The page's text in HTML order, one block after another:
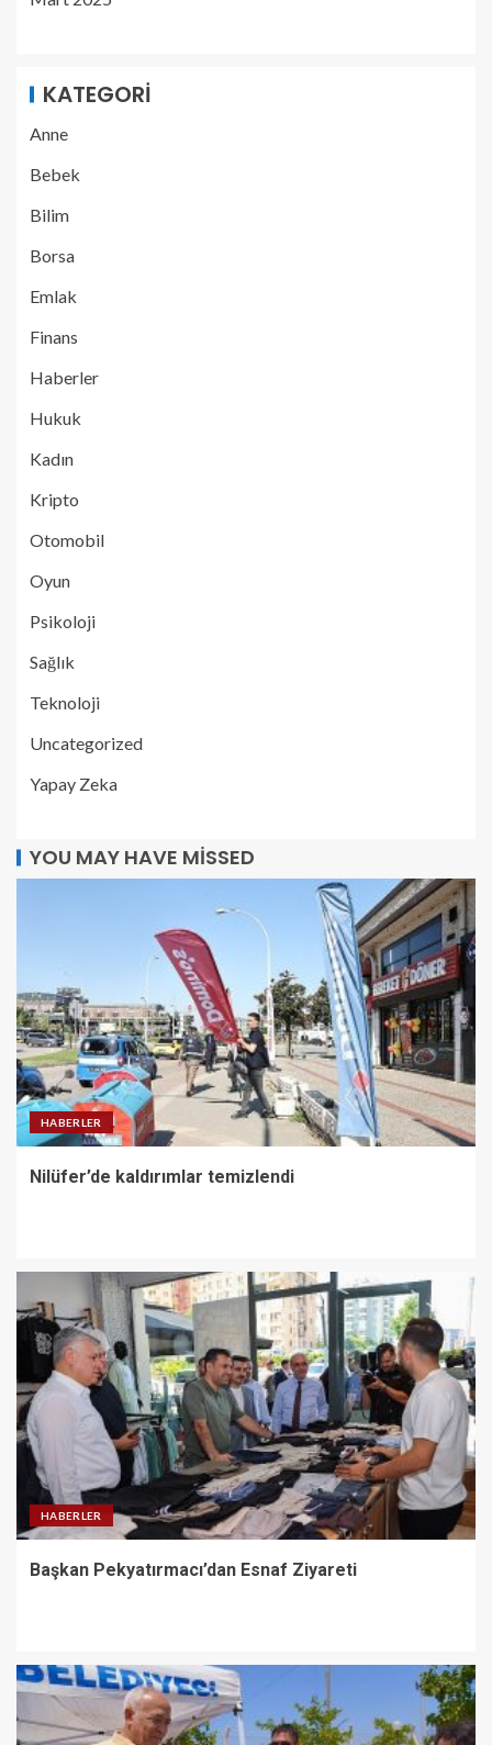
KATEGORI
Anne
Bebek
Bilim
Borsa
Emlak
Finans
Haberler
Hukuk
Kadın
Kripto
Otomobil
Oyun
Psikoloji
Sağlık
Teknoloji
Uncategorized
Yapay Zeka
YOU MAY HAVE MISSED
HABERLER
Nilüfer’de kaldırımlar temizlendi
HABERLER
Başkan Pekyatırmacı’dan Esnaf Ziyareti